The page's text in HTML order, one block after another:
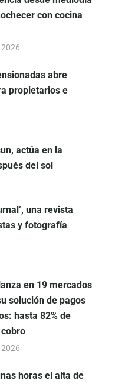
con cocina
abre
propietarios e
actúa en la
del sol
una revista
y fotografía
en 19 mercados
solución de pagos
hasta 82% de
horas el alta de